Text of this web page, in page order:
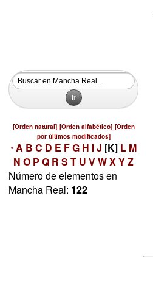
[Orden natural] [Orden alfabético] [Orden
por últimos modificados]
* A B C D E FG H IJ [K] L M
N O P Q R S T U VWXYZ
Número de elementos en
Mancha Real: 122